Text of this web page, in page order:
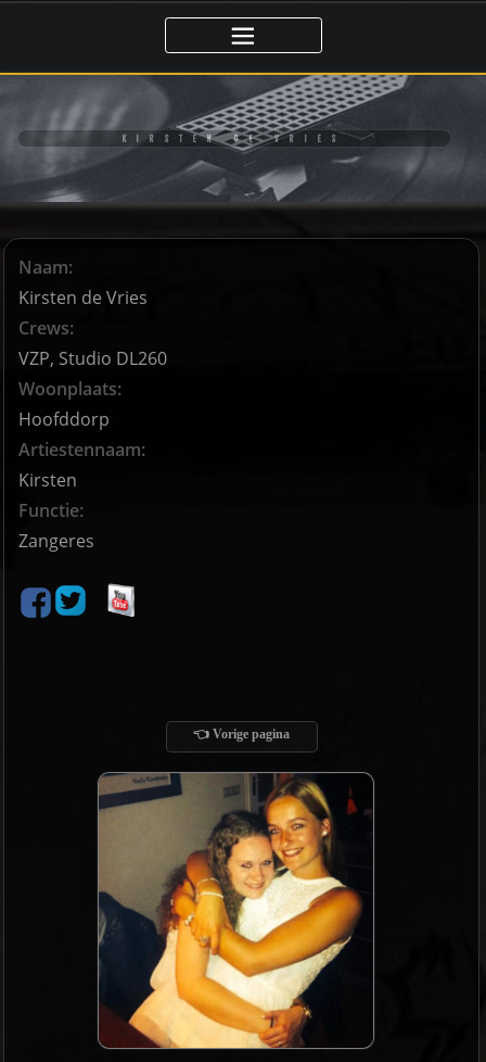
de
inhoud
KIRSTEN DE VRIES
Naam:
Kirsten de Vries
Crews:
VZP, Studio DL260
Woonplaats:
Hoofddorp
Artiestennaam:
Kirsten
Functie:
Zangeres
👈 Vorige pagina